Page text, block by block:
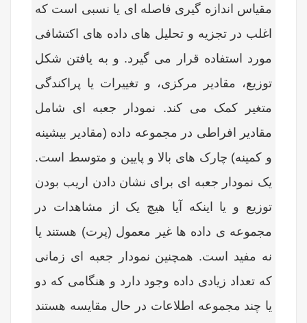
مقیاس اندازه گیری فاصله ای یا نسبی است که
اغلب در تجزیه و تحلیل های داده های اکتشافی
مورد استفاده قرار می گیرد. و به یافتن شکل
توزیع، مقادیر مرکزی، و تغییرات یا پراکندگی
متغیر کمک می کند. نمودار جعبه ای شامل
مقادیر افراطی در مجموعه داده (مقادیر بیشینه
و کمینه) چارک های بالا و پایین و متوسط است.
یک نمودار جعبه ای برای نشان دادن اریب بودن
توزیع و یا اینکه آیا هیچ یک از مشاهدات در
مجموعه ی داده ها غیر معمول (پرت) هستند یا
نه مفید است. همچنین نمودار جعبه ای زمانی
که تعداد زیادی داده وجود دارد و هنگامی که دو
یا چند مجموعه اطلاعات در حال مقایسه هستند